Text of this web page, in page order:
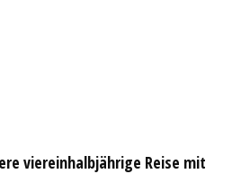
viereinhalbjährige Reise mit